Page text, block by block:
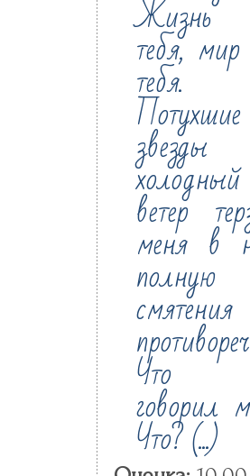
Жизнь
тебя,
тебя.
Потухшие
холодный
ветер
меня в
полную
Что
говорил
Что? (...)